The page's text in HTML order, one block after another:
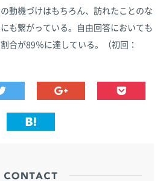
動機づけはもちろん、訪れたことのな
も繋がっている。自由回答においても
合が89％に達している。（初回：